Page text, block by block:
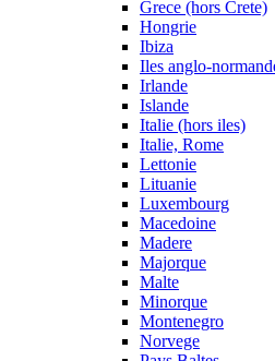
Grece (hors Crete)
Hongrie
Ibiza
Iles anglo-
Irlande
Islande
Italie (hors iles)
Italie, Rome
Lettonie
Lituanie
Luxembourg
Macedoine
Madere
Majorque
Malte
Minorque
Montenegro
Norvege